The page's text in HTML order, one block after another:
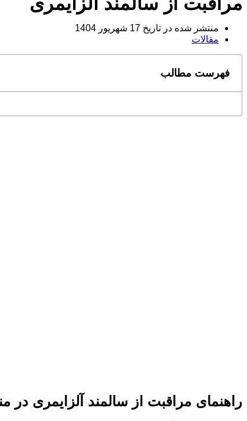
منتشر شده در تاریخ
مقالات
فهرست مطالب
راهنمای مراقبت از سالمند آلزایمری در